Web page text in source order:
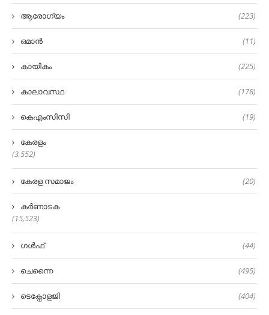
ആരോഗ്യം (223)
ഒമാൻ (11)
കായികം (225)
കാലാവസ്ഥ (178)
കെഎംസിസി (19)
കേരളം
(3,552)
കേരള സമാജം (20)
കർണാടക
(15,523)
ഗൾഫ് (44)
ചെന്നൈ (495)
ടെക്നോളജി (404)